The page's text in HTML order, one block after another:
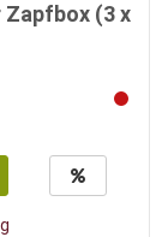
Zapfbox (3 x